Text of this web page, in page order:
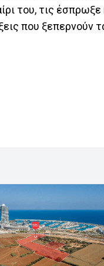
του, τις έσπρωξε
που ξεπερνούν